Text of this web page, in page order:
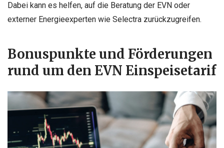
Dabei kann es helfen, auf die Beratung der EVN oder
externer Energieexperten wie Selectra zurückzugreifen.
Bonuspunkte und Förderungen
rund um den EVN Einspeisetarif